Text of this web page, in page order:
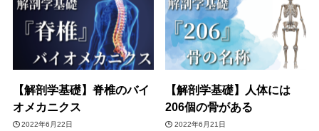
【解剖学基礎】脊椎のバイ
オメカニクス
2022年6月22日
【解剖学基礎】人体には
206個の骨がある
2022年6月21日